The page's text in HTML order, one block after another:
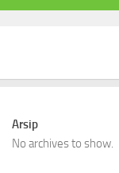
Arsip
No archives to show.